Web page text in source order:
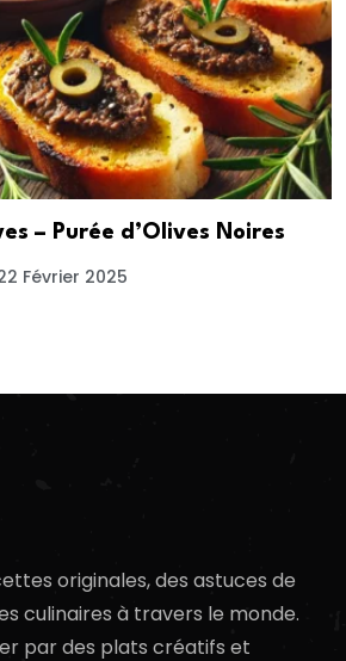
– Purée d’Olives Noires
Février 2025
originales, des astuces de
culinaires à travers le monde.
par des plats créatifs et